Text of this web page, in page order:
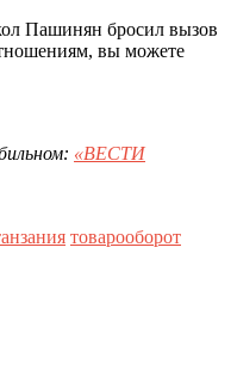
Пашинян бросил вызов
вы можете
«ВЕСТИ
товарооборот